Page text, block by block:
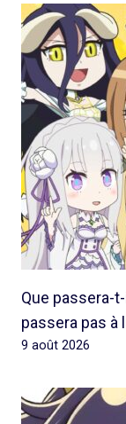
Que passera-
passera pas à
9 août 2026